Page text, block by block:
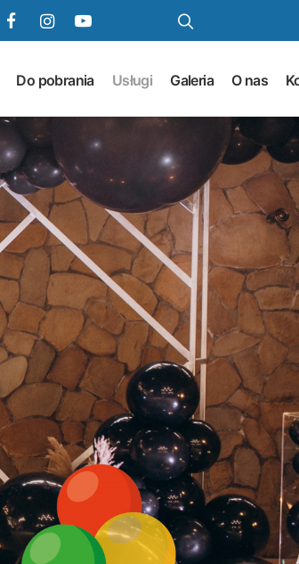
Do pobrania Usługi Galeria O nas